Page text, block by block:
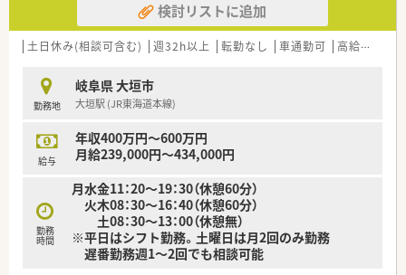
検討リストに追加
土日休み(相談可含む) 週32h以上 転勤なし 車通勤可 高給与(600万円以上)
勤務地
岐阜県 大垣市
大垣駅 (JR東海道本線)
給与
年収400万円～600万円
月給239,000円～434,000円
勤務
時間
月水金11：20～19：30（休憩60分）
火木08：30～16：40（休憩60分）
土08：30～13：00（休憩無）
※平日はシフト勤務。土曜日は月2回のみ勤務
遅番勤務週1～2回でも相談可能